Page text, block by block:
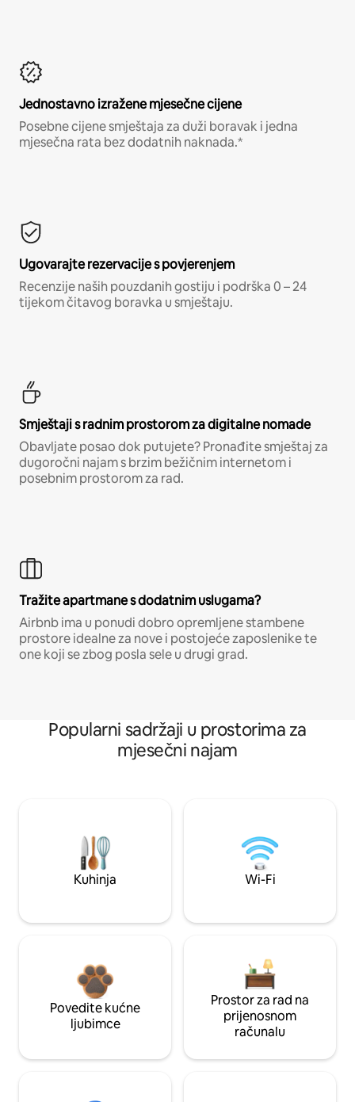
Jednostavno izražene mjesečne cijene
Posebne cijene smještaja za duži boravak i jedna
mjesečna rata bez dodatnih naknada.*
Ugovarajte rezervacije s povjerenjem
Recenzije naših pouzdanih gostiju i podrška 0 – 24
tijekom čitavog boravka u smještaju.
Smještaji s radnim prostorom za digitalne nomade
Obavljate posao dok putujete? Pronađite smještaj za
dugoročni najam s brzim bežičnim internetom i
posebnim prostorom za rad.
Tražite apartmane s dodatnim uslugama?
Airbnb ima u ponudi dobro opremljene stambene
prostore idealne za nove i postojeće zaposlenike te
one koji se zbog posla sele u drugi grad.
Popularni sadržaji u prostorima za
mjesečni najam
Kuhinja Wi-Fi
Povedite kućne
ljubimce
Prostor za rad na
prijenosnom
računalu